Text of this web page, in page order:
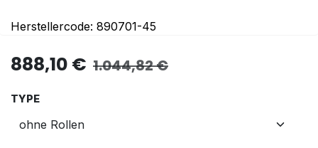
Herstellercode: 890701-45
888,10 € 1.044,82€
TYPE